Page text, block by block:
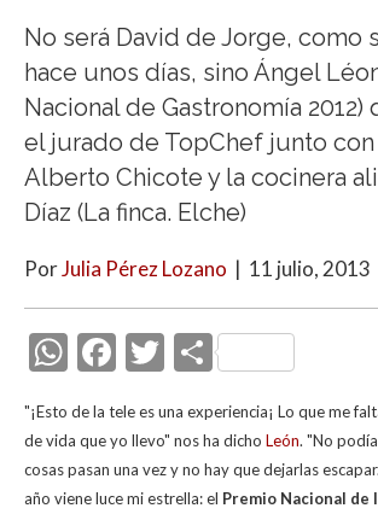
No será David de Jorge, como
hace unos días, sino Ángel
Nacional de Gastronomía
el jurado de TopChef junto
Alberto Chicote y la cocinera
Díaz (La finca. Elche)
PorJulia Pérez Lozano | 11 julio, 2013
W
at
s
F
e
b
T
itt
er
C
m
p
"¡Esto de la tele es una experiencia¡ Lo que me
de vida que yo llevo" nos ha dicho León. "No
cosas pasan una vez y no hay que dejarlas
año viene luce mi estrella: el Premio Nacional de